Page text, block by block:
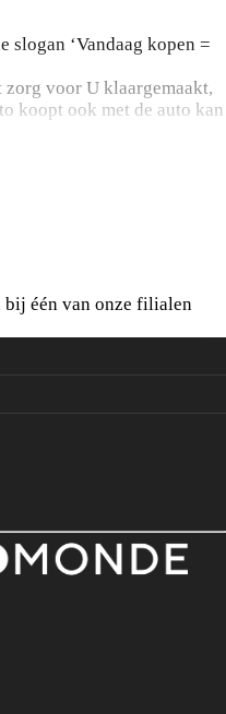
slogan ‘Vandaag kopen =
zorg voor U klaargemaakt,
koopt ook met de auto kan
te wachten op het
ons op 053-4319011!
bij één van onze filialen